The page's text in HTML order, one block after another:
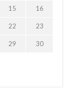
15 16
22 23
29 30